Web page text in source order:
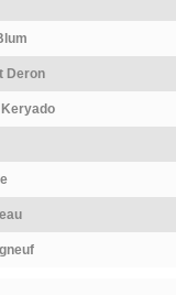
(*) Offre sous
détails de l’offre sur
immobilier
Appartements du T1
avec balcon ou
équipements
et des plages, dans
et vivant du
détails de l’offre sur
Deron